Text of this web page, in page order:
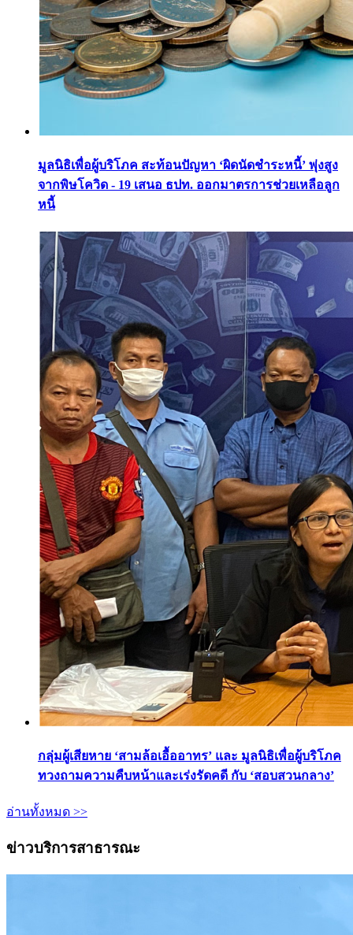
มูลนิธิเพื่อผู้บริโภค สะท้อนปัญหา ‘ผิดนัดชำระหนี้’ พุ่งสูง
จากพิษโควิด - 19 เสนอ ธปท. ออกมาตรการช่วยเหลือลูก
หนี้
กลุ่มผู้เสียหาย ‘สามล้อเอื้ออาทร’ และ มูลนิธิเพื่อผู้บริโภค
ทวงถามความคืบหน้าและเร่งรัดคดี กับ ‘สอบสวนกลาง’
อ่านทั้งหมด >>
ข่าวบริการสาธารณะ